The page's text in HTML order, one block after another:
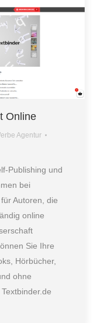
Online
Agentur
Publishing und
bei
Autoren, die
online
Sie Ihre
Hörbücher,
ohne